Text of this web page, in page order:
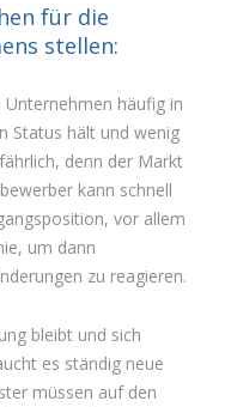
für die
stellen:
häufig in
Status hält und wenig
denn der Markt
kann schnell
vor allem
um dann
zu reagieren.
bleibt und sich
es ständig neue
müssen auf den